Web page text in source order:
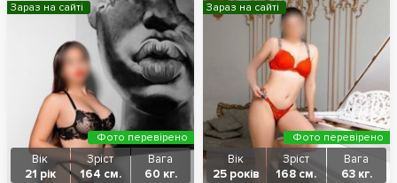
Вік
21 рік
Зріст
164 см.
Вага
60 кг.
Зараз на сайті
Фото перевірено
Вік
25 років
Зріст
168 см.
Вага
63 кг.
Зараз на сайті
Фото перевірено